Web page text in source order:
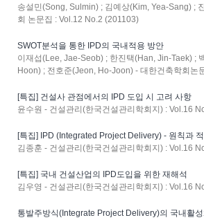
송설민(Song, Sulmin) ; 김예상(Kim, Yea-Sang) ;
회 논문집 : Vol.12 No.2 (201103)
SWOT분석을 통한 IPD의 국내적용 방안
이재섭(Lee, Jae-Seob) ; 한진택(Han, Jin-Taek) ;
Hoon) ; 전호준(Jeon, Ho-Joon) - 대한건축학회논
[특집] 건설사 관점에서의 IPD 도입 시 고려 사항
윤수원 - 건설관리(한국건설관리학회지) : Vol.16
[특집] IPD (Integrated Project Delivery) - 원칙과
김종훈 - 건설관리(한국건설관리학회지) : Vol.16
[특집] 국내 건설산업의 IPD도입을 위한 재해석
김우영 - 건설관리(한국건설관리학회지) : Vol.16
통발주방식(Integrate Project Delivery)의 국내활